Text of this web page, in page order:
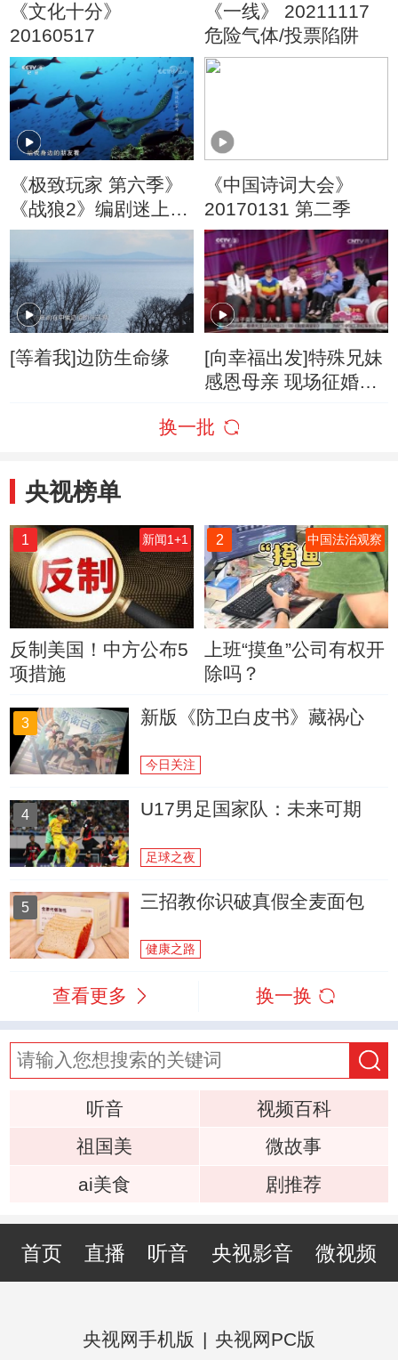
《文化十分》
20160517
《一线》 20211117
危险气体/投票陷阱
《极致玩家 第六季》
《战狼2》编剧迷上潜
水运动
《中国诗词大会》
20170131 第二季
[等着我]边防生命缘
[向幸福出发]特殊兄妹
感恩母亲 现场征婚遭
换一批
央视榜单
1 新闻1+1
反制美国！中方公布5
项措施
2 中国法治观察
上班“摸鱼”公司有权开
除吗？
3 新版《防卫白皮书》藏祸心
今日关注
4 U17男足国家队：未来可期
足球之夜
5 三招教你识破真假全麦面包
健康之路
查看更多 换一换
听音
视频百科
祖国美
微故事
ai美食
剧推荐
首页 直播 听音 央视影音 微视频
央视网手机版 | 央视网PC版